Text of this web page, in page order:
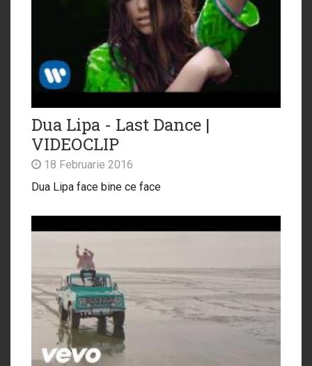
Dua Lipa - Last Dance |
VIDEOCLIP
18 Februarie 2016
Dua Lipa face bine ce face